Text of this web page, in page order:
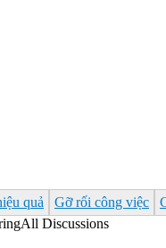
quả Gỡ rối công việc
All Discussions